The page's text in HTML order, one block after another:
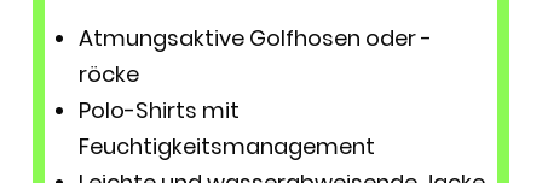
Atmungsaktive Golfhosen oder -
röcke
Polo-Shirts mit
Feuchtigkeitsmanagement